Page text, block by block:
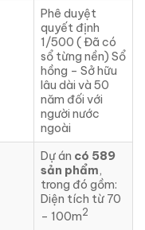
Phê duyệt
quyết định
1/500 ( Đã có
sổ từng nền) Sổ
hồng – Sở hữu
lâu dài và 50
năm đối với
người nước
ngoài
Dự án có 589
sản phẩm,
trong đó gồm:
Diện tích từ 70
– 100m2